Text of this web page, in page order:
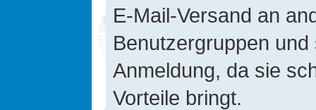
E-Mail-Versand an
Benutzergruppen
Anmeldung, da sie
Vorteile bringt.